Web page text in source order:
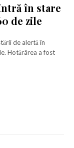
în stare
de zile
de alertă în
Hotărârea a fost